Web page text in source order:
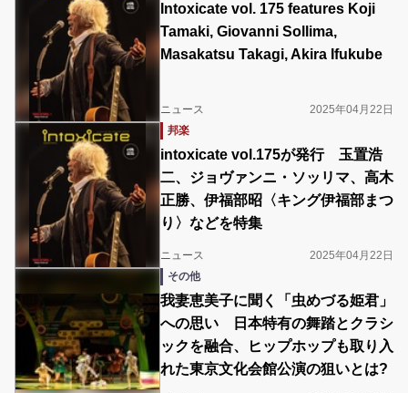
Intoxicate vol. 175 features Koji
Tamaki, Giovanni Sollima,
Masakatsu Takagi, Akira Ifukube
ニュース
2025年04月22日
邦楽
intoxicate vol.175が発行 玉置浩
二、ジョヴァンニ・ソッリマ、高木
正勝、伊福部昭〈キング伊福部まつ
り〉などを特集
ニュース
2025年04月22日
その他
我妻恵美子に聞く「虫めづる姫君」
への思い 日本特有の舞踏とクラシ
ックを融合、ヒップホップも取り入
れた東京文化会館公演の狙いとは?